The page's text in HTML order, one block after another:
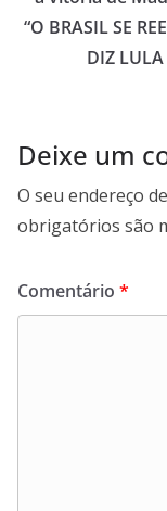
p
p
“O BRASIL SE
DIZ
Deixe um
O seu endereço
obrigatórios são
Comentário *